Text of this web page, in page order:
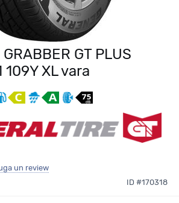
GT PLUS
XL vara
un review
ID #170318